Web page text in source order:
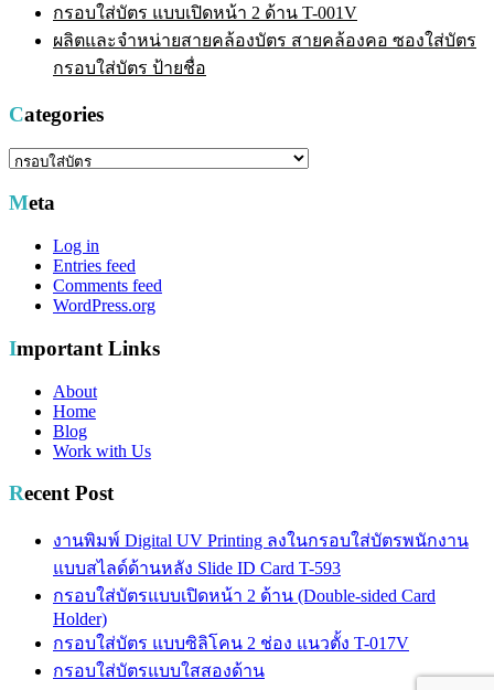
กรอบใส่บัตร แบบเปิดหน้า 2 ด้าน T-001V
ผลิตและจำหน่ายสายคล้องบัตร สายคล้องคอ ซองใส่บัตร
กรอบใส่บัตร ป้ายชื่อ
Categories
Categories
Meta
Log in
Entries feed
Comments feed
WordPress.org
Important Links
About
Home
Blog
Work with Us
Recent Post
งานพิมพ์ Digital UV Printing ลงในกรอบใส่บัตรพนักงาน
แบบสไลด์ด้านหลัง Slide ID Card T-593
กรอบใส่บัตรแบบเปิดหน้า 2 ด้าน (Double-sided Card
Holder)
กรอบใส่บัตร แบบซิลิโคน 2 ช่อง แนวตั้ง T-017V
กรอบใส่บัตรแบบใสสองด้าน